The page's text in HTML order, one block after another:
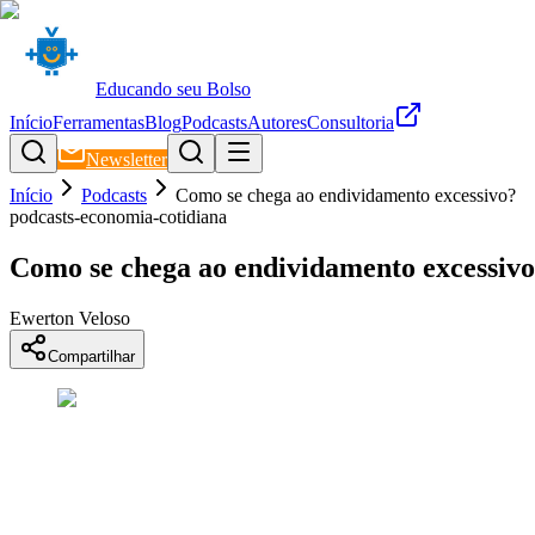
Educando seu Bolso
InícioFerramentasBlogPodcastsAutoresConsultoria
Newsletter
Início
Podcasts
Como se chega ao endividamento excessivo?
podcasts-economia-cotidiana
Como se chega ao endividamento
Ewerton Veloso
Compartilhar